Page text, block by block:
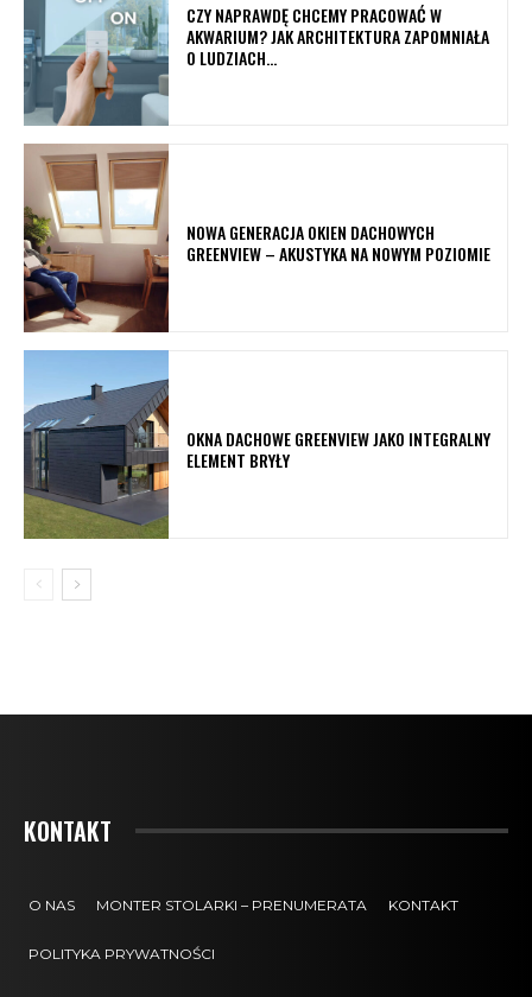
CZY NAPRAWDĘ CHCEMY PRACOWAĆ W
AKWARIUM? JAK ARCHITEKTURA ZAPOMNIAŁA
O LUDZIACH…
NOWA GENERACJA OKIEN DACHOWYCH
GREENVIEW – AKUSTYKA NA NOWYM POZIOMIE
OKNA DACHOWE GREENVIEW JAKO INTEGRALNY
ELEMENT BRYŁY
KONTAKT
O NAS MONTER STOLARKI – PRENUMERATA KONTAKT
POLITYKA PRYWATNOŚCI